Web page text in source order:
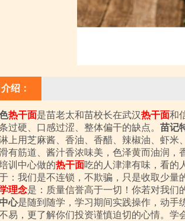
绍：
热干面是苗老太和苗校长在武汉热干面和
过硬、口感过涩、整体偏干的缺点。 苗记
上用芝麻酱、香油、香醋、辣椒油、虾
有筋道、酱汁香浓味美，色泽黄而油润，
训中心做的热干面吃的人津津有味，看的
：我们是不连锁，不欺骗，只是收取少量
理念是：质量信誉高于一切！你若对我们
心是随到随学，学习期间实践操作，动手
易，更了解你们投资谨慎迫切的心情。学